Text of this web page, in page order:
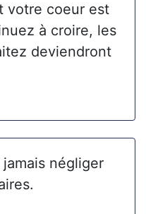
votre coeur est
à croire, les
deviendront
négliger